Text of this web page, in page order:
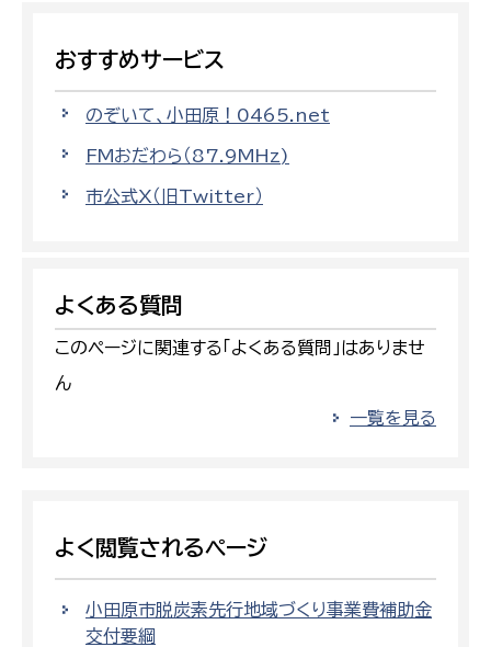
おすすめサービス
のぞいて、小田原！0465.net
FMおだわら（87.9MHz)
市公式X（旧Twitter）
よくある質問
このページに関連する「よくある質問」はありませ
ん
一覧を見る
よく閲覧されるページ
小田原市脱炭素先行地域づくり事業費補助金
交付要綱